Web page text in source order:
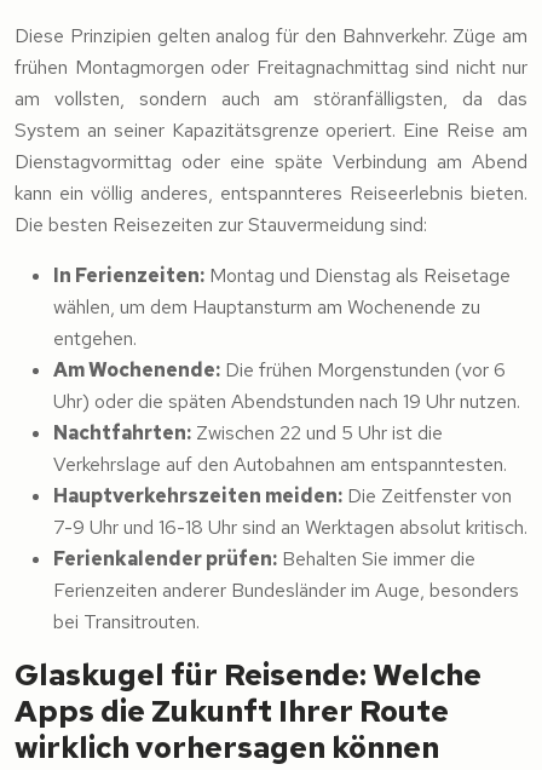
Diese Prinzipien gelten analog für den Bahnverkehr. Züge am
frühen Montagmorgen oder Freitagnachmittag sind nicht nur
am vollsten, sondern auch am störanfälligsten, da das
System an seiner Kapazitätsgrenze operiert. Eine Reise am
Dienstagvormittag oder eine späte Verbindung am Abend
kann ein völlig anderes, entspannteres Reiseerlebnis bieten.
Die besten Reisezeiten zur Stauvermeidung sind:
In Ferienzeiten: Montag und Dienstag als Reisetage
wählen, um dem Hauptansturm am Wochenende zu
entgehen.
Am Wochenende: Die frühen Morgenstunden (vor 6
Uhr) oder die späten Abendstunden nach 19 Uhr nutzen.
Nachtfahrten: Zwischen 22 und 5 Uhr ist die
Verkehrslage auf den Autobahnen am entspanntesten.
Hauptverkehrszeiten meiden: Die Zeitfenster von
7-9 Uhr und 16-18 Uhr sind an Werktagen absolut kritisch.
Ferienkalender prüfen: Behalten Sie immer die
Ferienzeiten anderer Bundesländer im Auge, besonders
bei Transitrouten.
Glaskugel für Reisende: Welche
Apps die Zukunft Ihrer Route
wirklich vorhersagen können